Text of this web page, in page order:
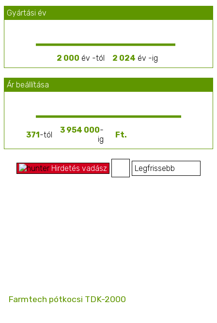
Gyártási év
2 000 év -tól 2 024 év -ig
Ár beállítása
371-tól 3 954 000-
ig
Hirdetés vadász
Farmtech pótkocsi TDK-2000